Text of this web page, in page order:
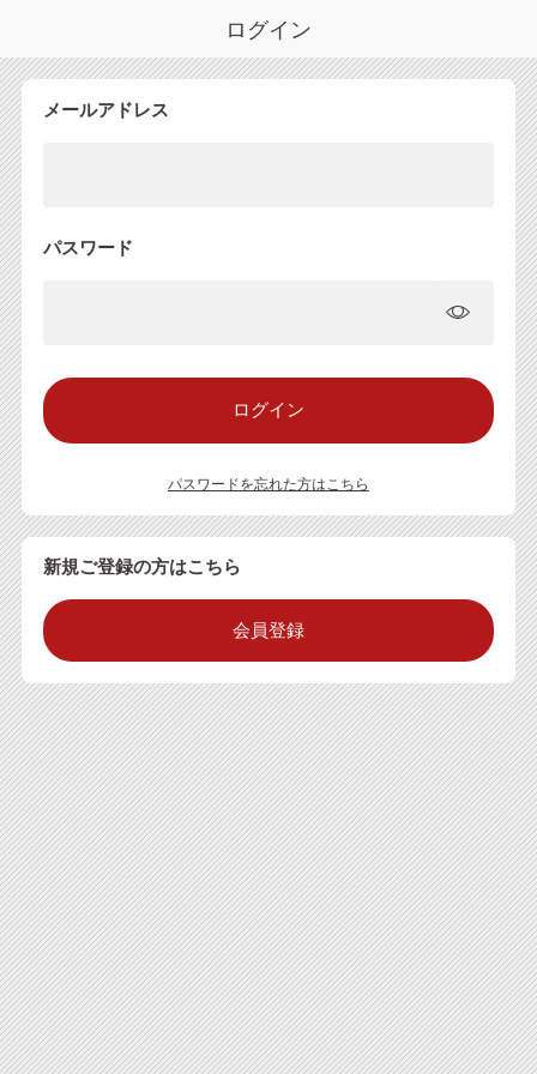
ログイン
メールアドレス
パスワード
パスワードを忘れた方はこちら
新規ご登録の方はこちら
会員登録